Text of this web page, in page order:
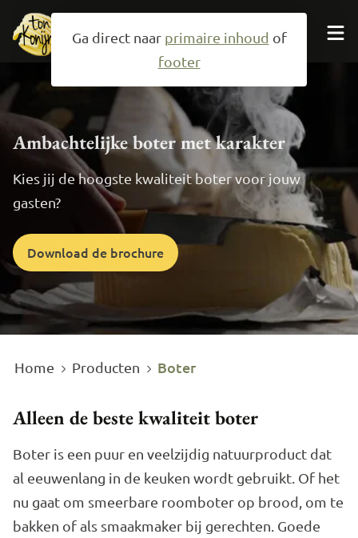
Ga direct naar primaire inhoud of
footer
Producten
Specialiteiten
Over ons
Mail ons 079-3433992
Ambachtelijkebotermet karakter
Kies jij de hoogste kwaliteit boter voor jouw
gasten?
Download de brochure
Home Producten Boter
Alleen de beste kwaliteit boter
Boter is een puur en veelzijdig natuurproduct dat
al eeuwenlang in de keuken wordt gebruikt. Of het
nu gaat om smeerbare roomboter op brood, om te
bakken of als smaakmaker bij gerechten. Goede